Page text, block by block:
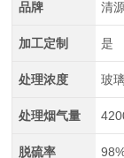
品牌 清
加工定制 是
处理浓度 玻
处理烟气量
脱硫率